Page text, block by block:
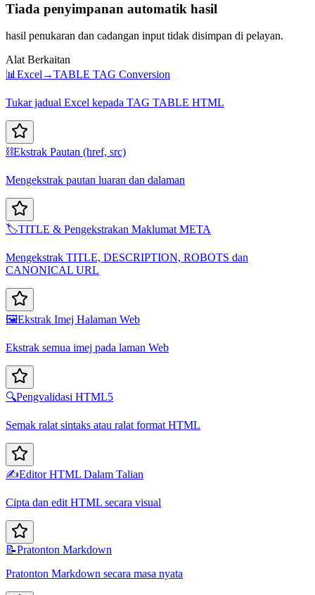
Tiada penyimpanan automatik hasil
hasil penukaran dan cadangan input tidak disimpan di pelayan.
Alat Berkaitan
📊Excel→TABLE TAG Conversion
Tukar jadual Excel kepada TAG TABLE HTML
⛓️Ekstrak Pautan (href, src)
Mengekstrak pautan luaran dan dalaman
🏷️TITLE & Pengekstrakan Maklumat META
Mengekstrak TITLE, DESCRIPTION, ROBOTS dan
CANONICAL URL
🖼️Ekstrak Imej Halaman Web
Ekstrak semua imej pada laman Web
🔍Pengvalidasi HTML5
Semak ralat sintaks atau ralat format HTML
✍️Editor HTML Dalam Talian
Cipta dan edit HTML secara visual
📝Pratonton Markdown
Pratonton Markdown secara masa nyata